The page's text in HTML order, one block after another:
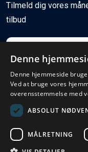
Tilmeld dig vores
tilbud
© Copyright
Denne
Denne hjemmeside
Ved at bruge vores
overensstemmelse med
ABSOLUT
MÅLRETNING